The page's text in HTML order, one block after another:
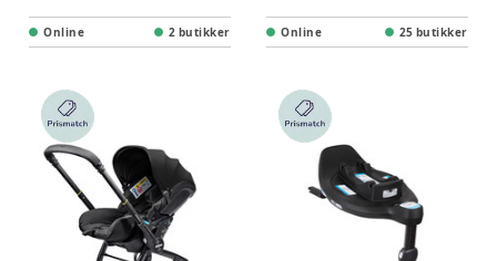
Online 2 butikker Online 25 butikker